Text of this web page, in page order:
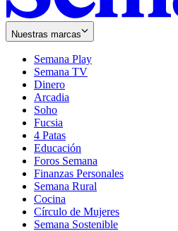
Nuestras marcas
Semana Play
Semana TV
Dinero
Arcadia
Soho
in
new
window
Fucsia
in
new
window
4 Patas
Educación
Foros Semana
Finanzas Personales
Semana Rural
Cocina
Círculo de Mujeres
Semana Sostenible